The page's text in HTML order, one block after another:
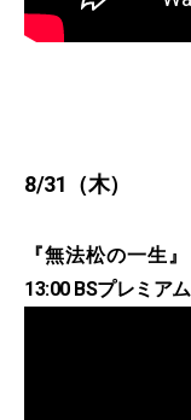
8/31（木）
『無法松の一生
13:00 BSプレミアム